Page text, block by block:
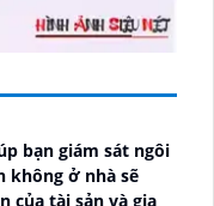
bạn giám sát ngôi
không ở nhà sẽ
của tài sản và gia